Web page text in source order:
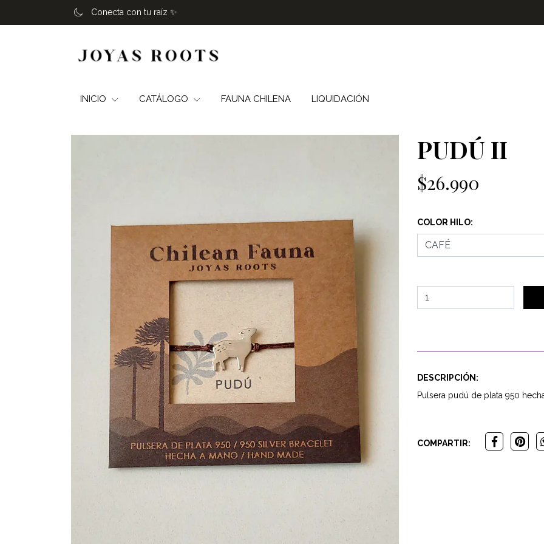
Conecta con tu raíz ✨️
INICIO CATÁLOGO FAUNA CHILENA LIQUIDACIÓN
PUDÚ II
$26.990
COLOR HILO:
DESCRIPCIÓN:
Pulsera pudú de plata 950
COMPARTIR: